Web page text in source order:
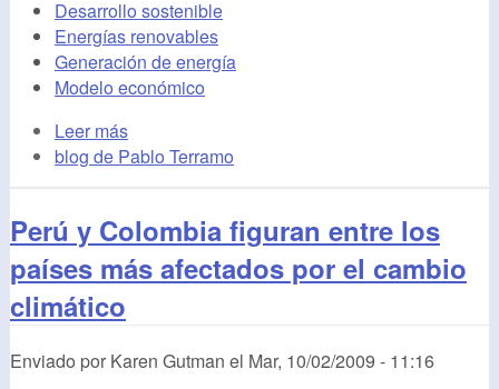
Desarrollo sostenible
Energías renovables
Generación de energía
Modelo económico
Leer más
blog de Pablo Terramo
Perú y Colombia figuran entre los
países más afectados por el cambio
climático
Enviado por Karen Gutman el Mar, 10/02/2009 - 11:16